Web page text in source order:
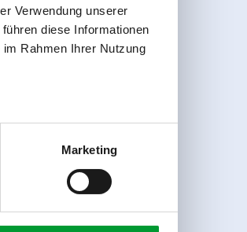
Verwendung unserer
diese Informationen
Rahmen Ihrer Nutzung
Marketing